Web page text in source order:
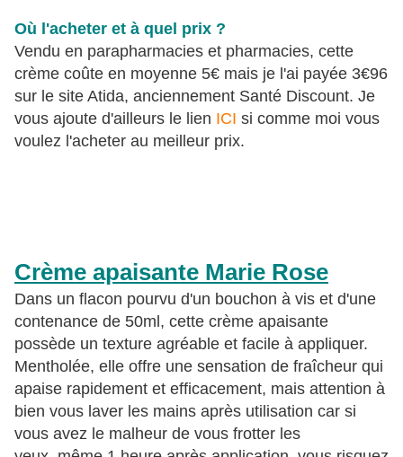
Où l'acheter et à quel prix ?
Vendu en parapharmacies et pharmacies, cette
crème coûte en moyenne 5€ mais je l'ai payée 3€96
sur le site Atida, anciennement Santé Discount. Je
vous ajoute d'ailleurs le lien ICI si comme moi vous
voulez l'acheter au meilleur prix.
Crème apaisante Marie Rose
Dans un flacon pourvu d'un bouchon à vis et d'une
contenance de 50ml, cette crème apaisante
possède un texture agréable et facile à appliquer.
Mentholée, elle offre une sensation de fraîcheur qui
apaise rapidement et efficacement, mais attention à
bien vous laver les mains après utilisation car si
vous avez le malheur de vous frotter les